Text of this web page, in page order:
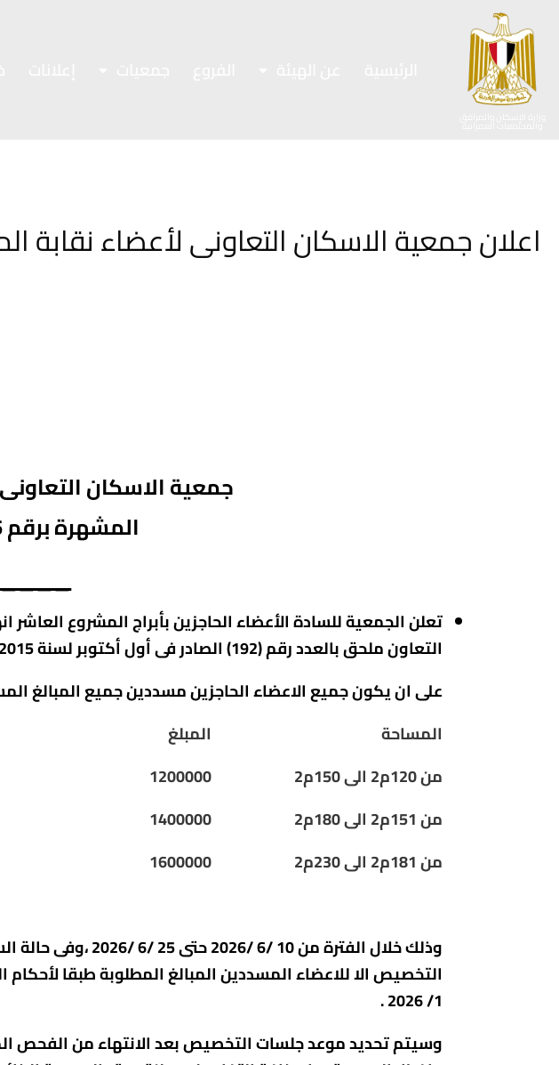
اعلان جمعية الاسكان التعاونى لأعضاء نقابة
جمعية الاسكان
المشهرة برقم 5
تعلن الجمعية للسادة الأعضاء الحاجزين بأبراج المشروع العاشر
التعاون ملحق بالعدد رقم (192) الصادر فى أول أكتوبر لسنة 2015، عدد ديسمبر 2015، عدد رقم 200 يونيو 2016.
على ان يكون جميع الاعضاء الحاجزين مسددين جميع المبالغ
المساحة
المبلغ
من 120م2 الى 150م2
1200000
من 151م2 الى 180م2
1400000
من 181م2 الى 230م2
1600000
وذلك خلال الفترة
التخصيص الا للاعضاء المسددين المبالغ المطلوبة طبقالأحكام
1/ 2026 .
وسيتم تحديد موعد جلسات التخصيص بعد الانتهاء من الفحص